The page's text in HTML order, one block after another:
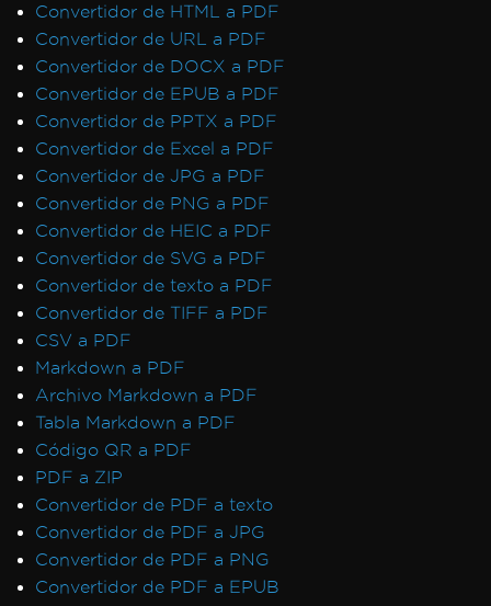
IronPDFAssemblyVersionMismatchException
El servicio de red se detuvo, reiniciando
servicio
No se encontró ninguna función con el
nombre SetLogEvent con el código de error
(127)
El registro no es compatible en esta
plataforma
Tiempo de espera al renderizar PDF
Caso no manejado para
AdaptiveRenderEngine
Configuración de la clave de licencia en
Web.config
No se puede conectar al servidor de
licencias
IronPDF LinxARM no puede asignar
memoria
Excepciones de servicio de Windows .NET
Framework
Código gestionado después de destruir el
estado del hilo
Error de licencia de Linux/WSL
Convertidor de HTML a PDF
Convertidor de URL a PDF
Convertidor de DOCX a PDF
Convertidor de EPUB a PDF
Convertidor de PPTX a PDF
Convertidor de Excel a PDF
Convertidor de JPG a PDF
Convertidor de PNG a PDF
Convertidor de HEIC a PDF
Convertidor de SVG a PDF
Convertidor de texto a PDF
Convertidor de TIFF a PDF
CSV a PDF
Markdown a PDF
Archivo Markdown a PDF
Tabla Markdown a PDF
Código QR a PDF
PDF a ZIP
Convertidor de PDF a texto
Convertidor de PDF a JPG
Convertidor de PDF a PNG
Convertidor de PDF a EPUB